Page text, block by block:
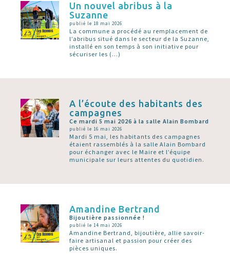
Un nouvel abribus à la
Suzanne
publié le 18 mai 2026
La commune a procédé au remplacement de
l’abribus situé dans le secteur de la Suzanne,
installé en son temps à son initiative pour
sécuriser les (…)
A l’écoute des habitants des
campagnes
Ce mardi 5 mai 2026 à la salle Alain Bombard
publié le 16 mai 2026
Mardi 5 mai, les habitants des campagnes
étaient rassemblés à la salle Alain Bombard
pour échanger avec le Maire et l’équipe
municipale sur leurs attentes du quotidien.
Amandine Bertrand
Bijoutière passionnée !
publié le 14 mai 2026
Amandine Bertrand, bijoutière, allie savoir-
faire artisanal et passion pour créer des
pièces uniques.